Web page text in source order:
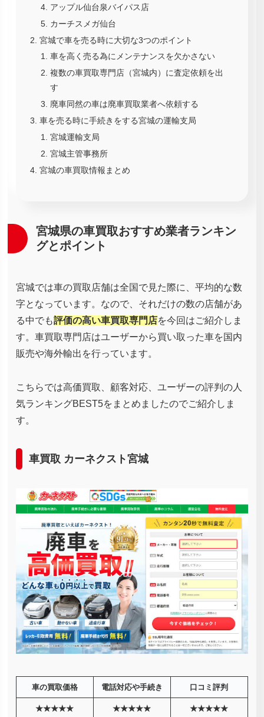
アップル仙台泉バイパス店
カーチスメガ仙台
宮城で車を売る時に大切な3つのポイント
車を高く売る為にメンテナンスを欠かさない
複数の車買取専門店（宮城内）に査定依頼を出
す
廃車同然の車は廃車買取業者へ依頼する
車を売る時に手続きをする宮城の運輸支局
宮城運輸支局
宮城主管事務所
宮城の車買取情報まとめ
宮城県の車買取おすすめ業者ランキン
グとポイント
宮城では車の買取店舗は全国で見た際に、平均的な数
字となっています。なので、それだけの数の店舗があ
る中でも評価の高い車買取専門店を今回はご紹介しま
す。車買取専門店はユーザーから買い取った車を国内
販売や海外輸出を行っています。
こちらでは高価買取、顧客対応、ユーザーの評判の人
気ランキングBEST5をまとめましたのでご紹介しま
す。
車買取 カーネクスト宮城
車の買取価格 電話対応や手続き 口コミ評判
★★★★★ ★★★★★ ★★★★★